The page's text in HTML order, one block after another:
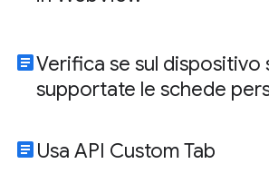
articleVerifica se sul dispositivo
supportate le schede
article Usa API Custom Tab